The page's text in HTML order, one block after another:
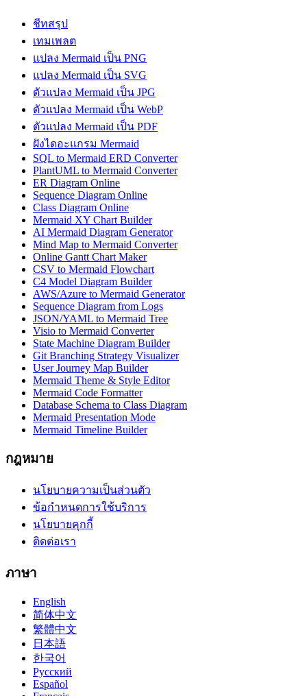
ชีทสรุป
เทมเพลต
แปลง Mermaid เป็น PNG
แปลง Mermaid เป็น SVG
ตัวแปลง Mermaid เป็น JPG
ตัวแปลง Mermaid เป็น WebP
ตัวแปลง Mermaid เป็น PDF
ฝังไดอะแกรม Mermaid
SQL to Mermaid ERD Converter
PlantUML to Mermaid Converter
ER Diagram Online
Sequence Diagram Online
Class Diagram Online
Mermaid XY Chart Builder
AI Mermaid Diagram Generator
Mind Map to Mermaid Converter
Online Gantt Chart Maker
CSV to Mermaid Flowchart
C4 Model Diagram Builder
AWS/Azure to Mermaid Generator
Sequence Diagram from Logs
JSON/YAML to Mermaid Tree
Visio to Mermaid Converter
State Machine Diagram Builder
Git Branching Strategy Visualizer
User Journey Map Builder
Mermaid Theme & Style Editor
Mermaid Code Formatter
Database Schema to Class Diagram
Mermaid Presentation Mode
Mermaid Timeline Builder
กฎหมาย
นโยบายความเป็นส่วนตัว
ข้อกำหนดการใช้บริการ
นโยบายคุกกี้
ติดต่อเรา
ภาษา
English
简体中文
繁體中文
日本語
한국어
Русский
Español